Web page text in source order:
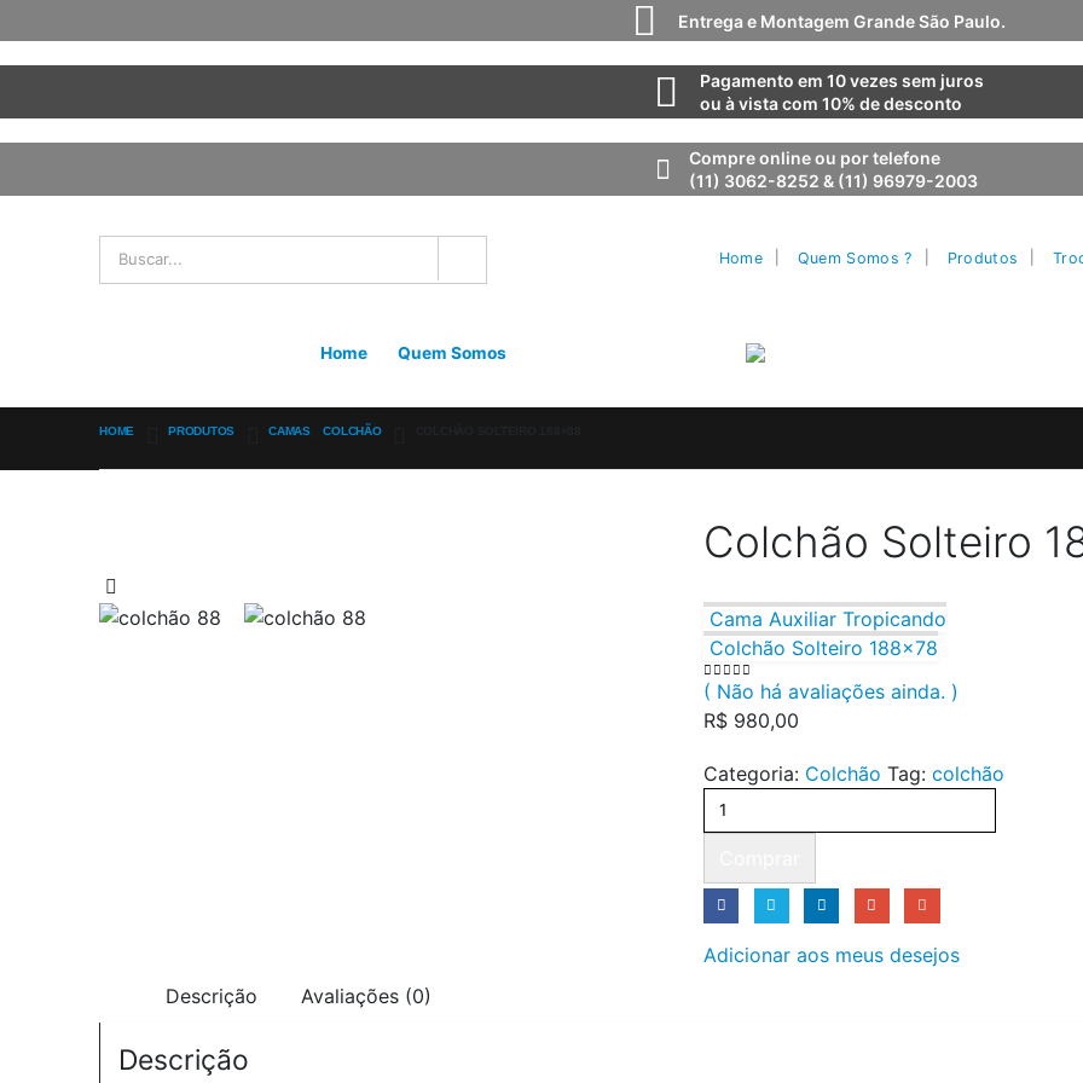
Entrega e Montagem Grande São Paulo.
Pagamento em 10 vezes sem juros
ou à vista com 10% de desconto
Compre online ou por telefone
(11) 3062-8252 & (11) 96979-2003
Home Quem Somos ? Produtos
Home Quem Somos
HOME PRODUTOS CAMAS, COLCHÃO
Colchão Solteiro
Cama Auxiliar Tropicando
Colchão Solteiro 188×78
0 out of 5
( Não há avaliações ainda. )
R$ 980,00
Categoria: Colchão Tag: colchão
Adicionar aos meus desejos
Descrição
Avaliações (0)
Descrição